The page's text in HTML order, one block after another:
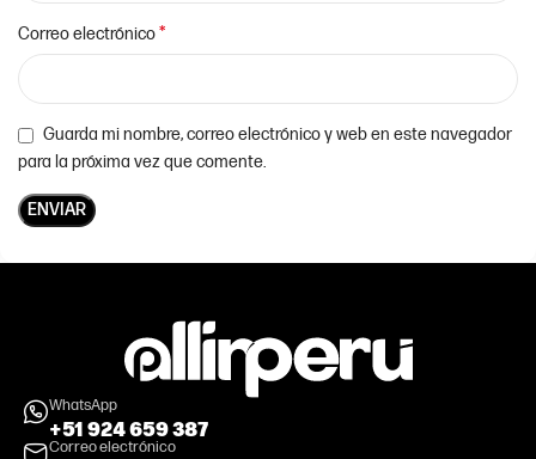
Correo electrónico*
Guarda mi nombre, correo electrónico y web en este navegador
para la próxima vez que comente.
WhatsApp
+51 924 659 387
Correo electrónico